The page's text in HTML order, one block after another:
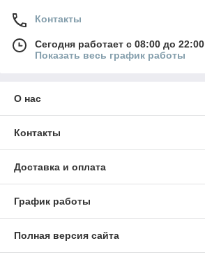
Контакты
Сегодня работает с 08:00 до 22:00
Показать весь график работы
О нас
Контакты
Доставка и оплата
График работы
Полная версия сайта